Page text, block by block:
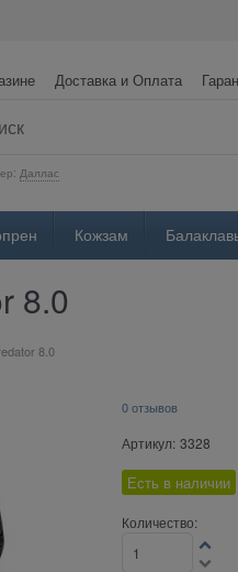
Доставка и Оплата
Даллас
Кожзам
8.0
8.0
0 отзывов
Артикул: 3328
Есть в наличии
Количество: